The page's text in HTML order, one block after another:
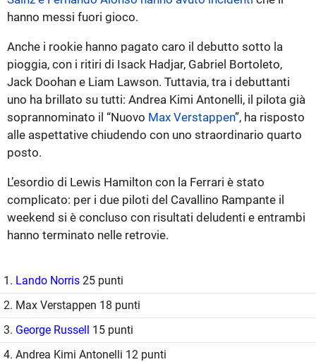
hanno messi fuori gioco.
Anche i rookie hanno pagato caro il debutto sotto la
pioggia, con i ritiri di Isack Hadjar, Gabriel Bortoleto,
Jack Doohan e Liam Lawson. Tuttavia, tra i debuttanti
uno ha brillato su tutti: Andrea Kimi Antonelli, il pilota già
soprannominato il “Nuovo Max Verstappen”, ha risposto
alle aspettative chiudendo con uno straordinario quarto
posto.
L’esordio di Lewis Hamilton con la Ferrari è stato
complicato: per i due piloti del Cavallino Rampante il
weekend si è concluso con risultati deludenti e entrambi
hanno terminato nelle retrovie.
1. Lando Norris 25 punti
2. Max Verstappen 18 punti
3. George Russell 15 punti
4. Andrea Kimi Antonelli 12 punti